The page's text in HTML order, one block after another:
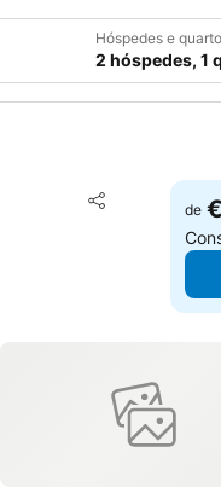
Hóspedes e
2 hóspedes, 1
Partilhar
Adicionar
de